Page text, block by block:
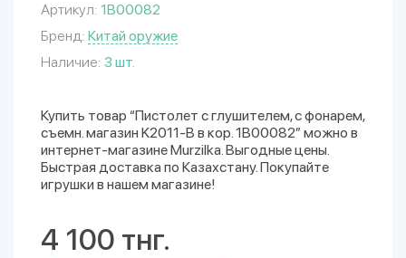
Артикул: 1B00082
Бренд: Китай оружие
Наличие: 3 шт.
Купить товар “Пистолет с глушителем, с фонарем,
съемн. магазин K2011-B в кор. 1B00082” можно в
интернет-магазине Murzilka. Выгодные цены.
Быстрая доставка по Казахстану. Покупайте
игрушки в нашем магазине!
4 100 тнг.